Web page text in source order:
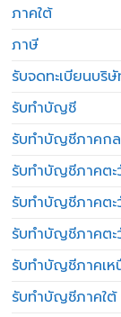
ภาคใต้
ภาษี
รับจดทะเบียนบริ
รับทำบัญชี
รับทำบัญชีภาคก
รับทำบัญชีภาคต
รับทำบัญชีภาคต
รับทำบัญชีภาคตะ
รับทำบัญชีภาคเห
รับทำบัญชีภาคใต้